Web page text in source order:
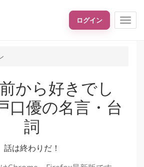
ログイン
口優の名言・台
詞
話は終わりだ！